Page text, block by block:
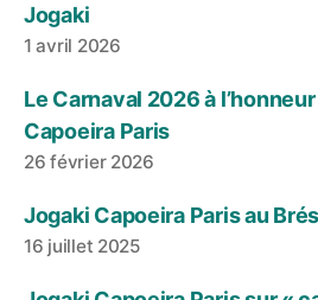
Jogaki
1 avril 2026
Le Carnaval 2026 à
Capoeira Paris
26 février 2026
Jogaki Capoeira Paris au
16 juillet 2025